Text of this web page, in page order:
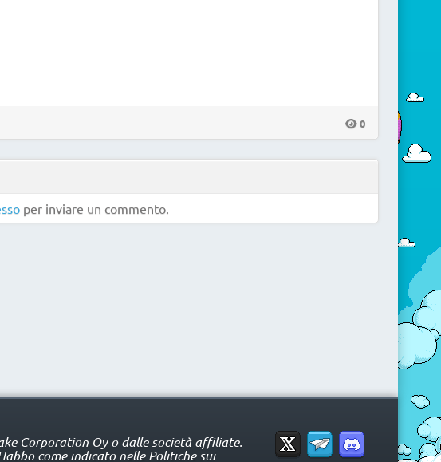
0
per inviare un commento.
Corporation Oy o dalle società affiliate.
come indicato nelle Politiche sui